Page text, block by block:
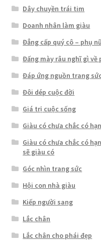
Dây chuyền trái tim
Doanh nhân làm giàu
Đẳng cấp quý cô – phụ
Đấng mày râu nghĩ gì về
Đáp ứng nguồn trang
Đôi dép cuộc đời
Giá trị cuộc sống
Giàu có chưa chắc có
Giàu có chưa chắc có
sẽ giàu có
Góc nhìn trang sức
Hội con nhà giàu
Kiếp người sang
Lắc chân
Lắc chân cho phái đẹp